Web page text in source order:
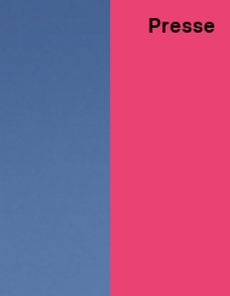
Presse